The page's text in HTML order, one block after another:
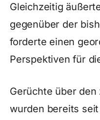
Gleichzeitig
gegenüber der
forderte einen
Perspektiven für
Gerüchte über
wurden bereits